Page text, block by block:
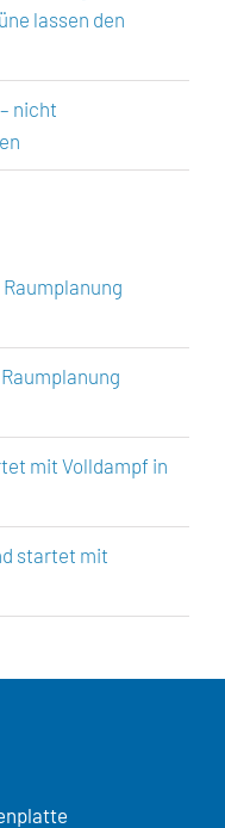
lassen den
nicht
mit Volldampf in
startet mit